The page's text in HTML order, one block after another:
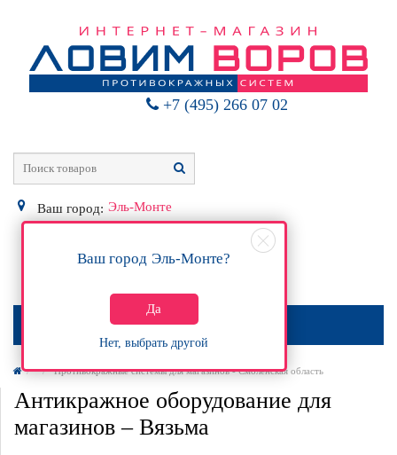
+7 (495) 266 07 02
Ваш город: Эль-Монте
Ваш город Эль-Монте?
Да
Нет, выбрать другой
0Р
МЕНЮ
Противокражные системы для магазинов - Смоленская область
Антикражное оборудование для
магазинов – Вязьма